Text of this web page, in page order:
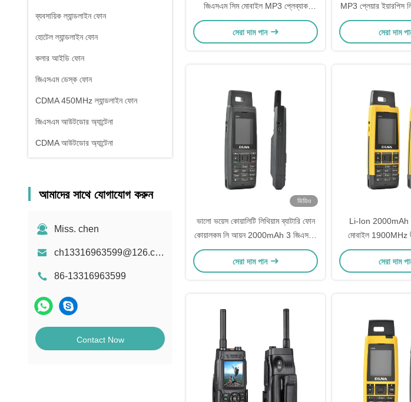
ব্যবসায়িক ল্যান্ডলাইন ফোন
হোটেল ল্যান্ডলাইন ফোন
কলার আইডি ফোন
জিএসএম ডেস্ক ফোন
CDMA 450MHz ল্যান্ডলাইন ফোন
জিএসএম আউটডোর অ্যান্টেনা
CDMA আউটডোর অ্যান্টেনা
আমাদের সাথে যোগাযোগ করুন
Miss. chen
ch13316963599@126.com
86-13316963599
Contact Now
জিএসএম সিম মোবাইল MP3 প্লেব্যাক
কোয়ালকম
সেরা দাম পান
MP3 প্লেয়ার ইয়ারপিস
সেরা দাম
ভিডিও
ভালো ভয়েস কোয়ালিটি লিথিয়াম ব্যাটারি ফোন
কোয়ালকম লি আয়ন 2000mAh 3 জিএসএম
সিম ফোন
সেরা দাম পান
Li-Ion 2000mAh
মোবাইল 1900MHz
ব্যাটারি
সেরা দাম